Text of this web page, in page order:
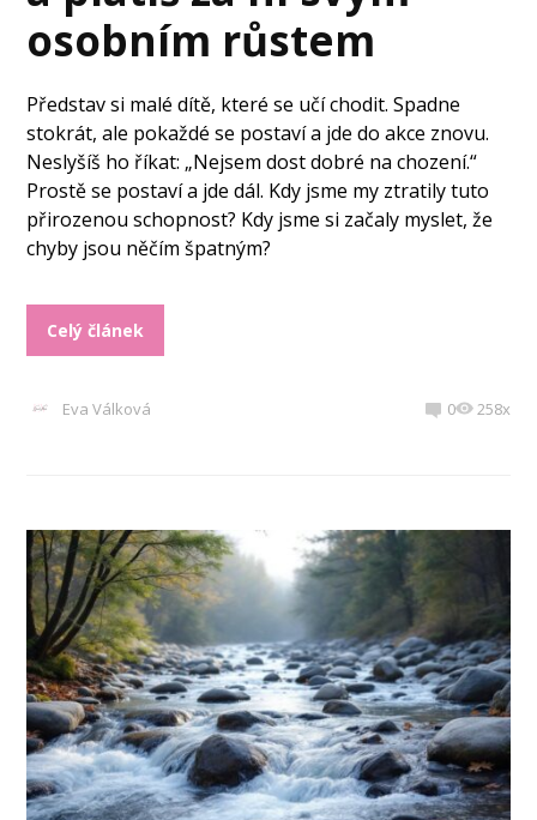
osobním růstem
Představ si malé dítě, které se učí chodit. Spadne
stokrát, ale pokaždé se postaví a jde do akce znovu.
Neslyšíš ho říkat: „Nejsem dost dobré na chození.“
Prostě se postaví a jde dál. Kdy jsme my ztratily tuto
přirozenou schopnost? Kdy jsme si začaly myslet, že
chyby jsou něčím špatným?
Celý článek
Eva Válková 0 258x